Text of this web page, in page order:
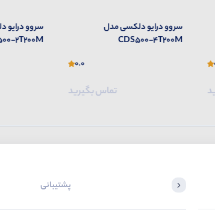
سروو درایو دلکسی مدل
CDS500-4T200M
0.0
تماس بگیرید
سروو درایو
2T200M
پشتیبانی